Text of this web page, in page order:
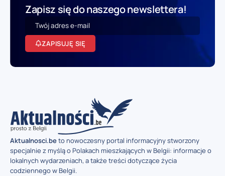
Zapisz się do naszego newslettera!
ZAPISUJĘ SIĘ
Aktualnosci.beto nowoczesny portal informacyjny stworzony
specjalnie z myślą o Polakach mieszkających w Belgii: informacje o
lokalnych wydarzeniach, a także treści dotyczące życia
codziennego w Belgii.